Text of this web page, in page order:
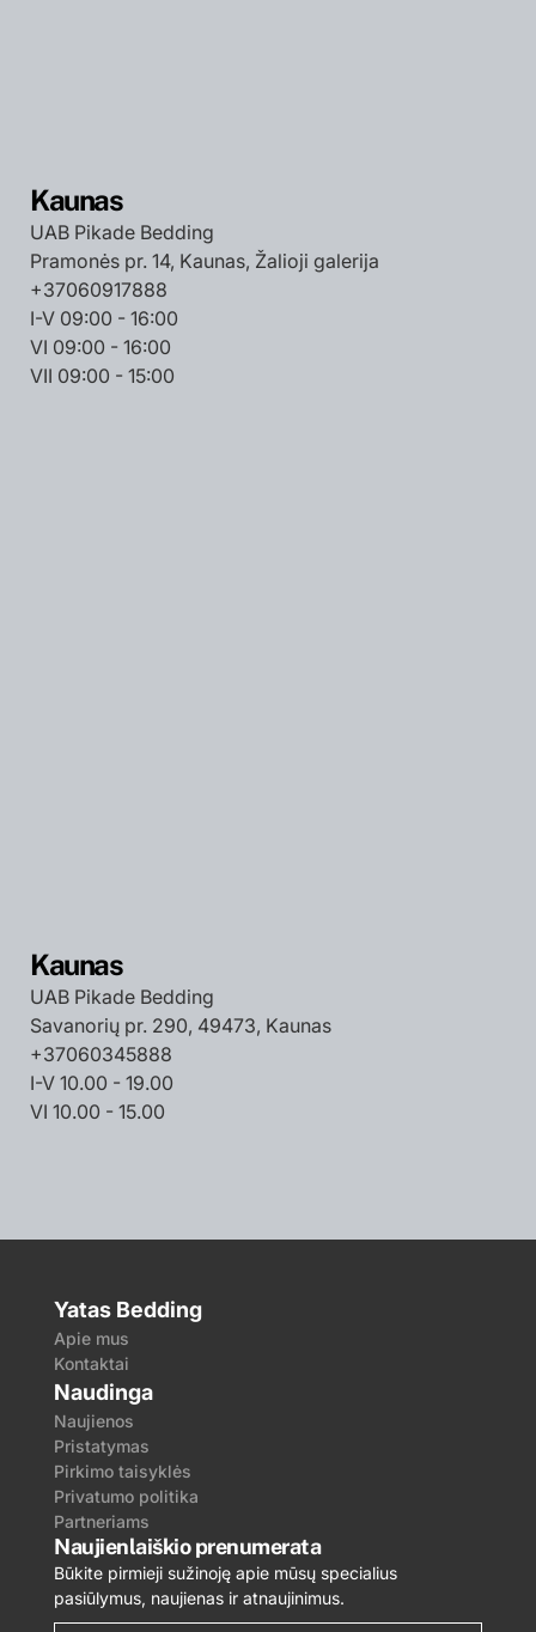
Kaunas
UAB Pikade Bedding
Pramonės pr. 14, Kaunas, Žalioji galerija
+37060917888
I-V 09:00 - 16:00
VI 09:00 - 16:00
VII 09:00 - 15:00
Kaunas
UAB Pikade Bedding
Savanorių pr. 290, 49473, Kaunas
+37060345888
I-V 10.00 - 19.00
VI 10.00 - 15.00
Naujienlaiškio prenumerata
Būkite pirmieji sužinoję apie mūsų specialius
pasiūlymus, naujienas ir atnaujinimus.
Yatas Bedding
Apie mus
Kontaktai
Naudinga
Naujienos
Pristatymas
Pirkimo taisyklės
Privatumo politika
Partneriams